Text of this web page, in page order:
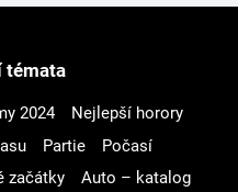
témata
2024
Nejlepší horory
Partie
Počasí
začátky
Auto – katalog